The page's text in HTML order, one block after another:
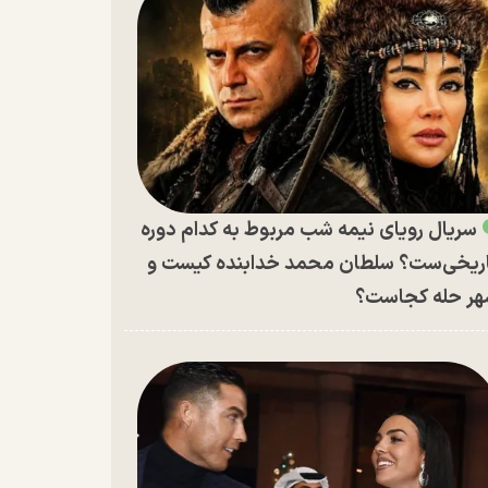
سریال رویای نیمه شب مربوط به کدام دوره
سلطان محمد خدابنده کیست و
حله کجاست؟